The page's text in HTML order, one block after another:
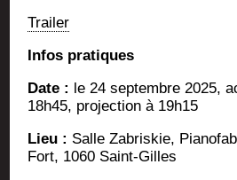
Trai­ler
Infos pra­tiques
Date : le 24 sep­tembre 2025,
18h45, pro­jec­tion à 19h15
Lieu : Salle Zabris­kie,
Fort, 1060 Saint-Gilles